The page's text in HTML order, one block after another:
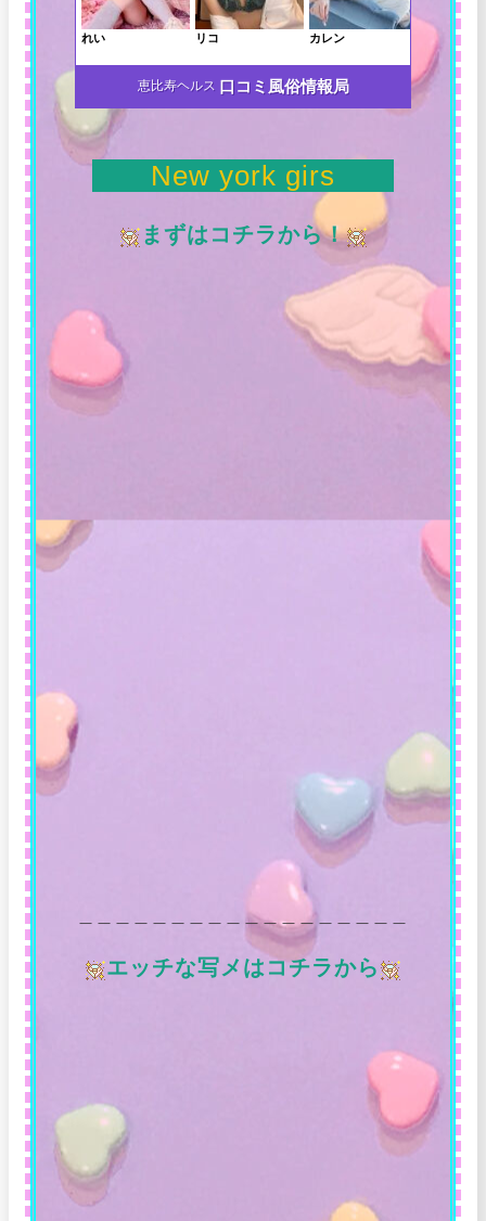
恵比寿ヘルス 口コミ風俗情報局
New york girs
まずはコチラから！
＿＿＿＿＿＿＿＿＿＿＿＿＿＿＿＿＿＿
エッチな写メはコチラから